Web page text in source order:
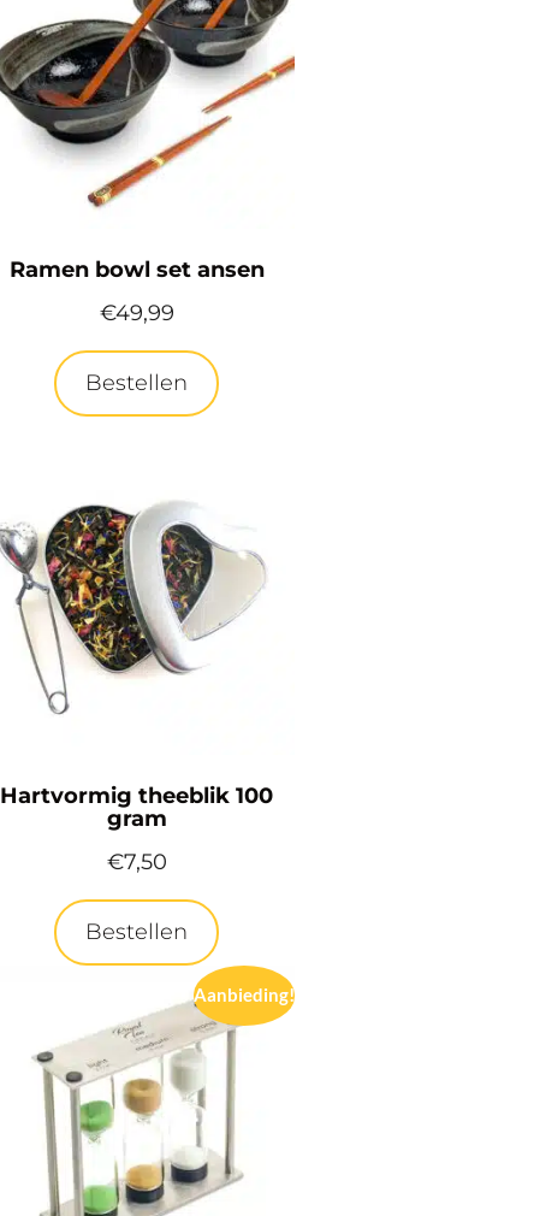
Ramen bowl set ansen
€49,99
Bestellen
Hartvormig theeblik 100
gram
€7,50
Bestellen
Aanbieding!